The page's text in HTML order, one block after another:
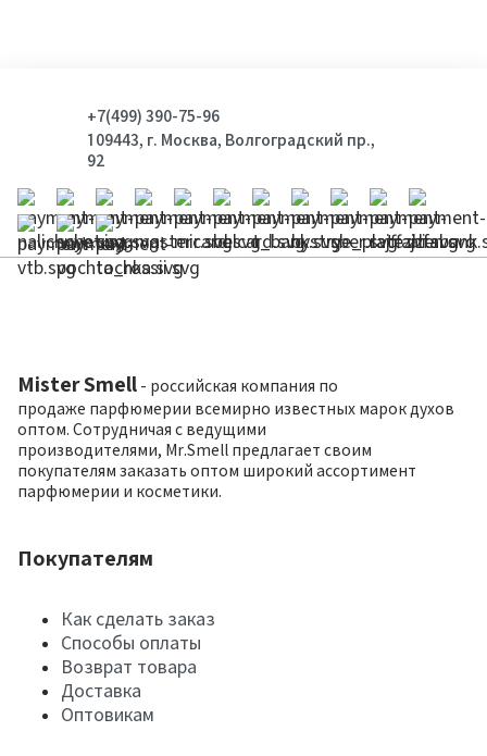
+7(499) 390-75-96
109443, г. Москва, Волгоградский пр.,
92
Mister Smell - российская компания по
продаже парфюмерии всемирно известных марок духов
оптом. Сотрудничая с ведущими
производителями, Mr.Smell предлагает своим
покупателям заказать оптом широкий ассортимент
парфюмерии и косметики.
Покупателям
Как сделать заказ
Способы оплаты
Возврат товара
Доставка
Оптовикам